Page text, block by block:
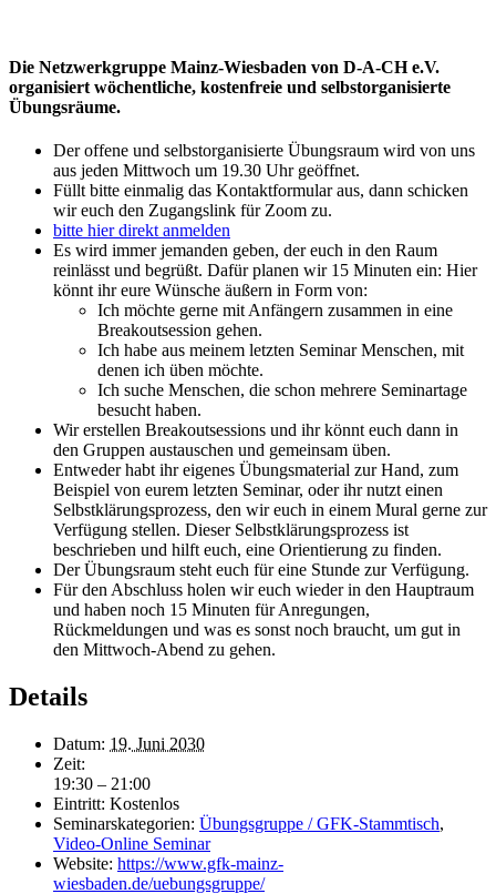
Die Netzwerkgruppe Mainz-Wiesbaden von D-A-CH e.V.
organisiert wöchentliche, kostenfreie und selbstorganisierte
Übungsräume.
Der offene und selbstorganisierte Übungsraum wird von uns
aus jeden Mittwoch um 19.30 Uhr geöffnet.
Füllt bitte einmalig das Kontaktformular aus, dann schicken
wir euch den Zugangslink für Zoom zu.
bitte hier direkt anmelden
Es wird immer jemanden geben, der euch in den Raum
reinlässt und begrüßt. Dafür planen wir 15 Minuten ein: Hier
könnt ihr eure Wünsche äußern in Form von:
Ich möchte gerne mit Anfängern zusammen in eine
Breakoutsession gehen.
Ich habe aus meinem letzten Seminar Menschen, mit
denen ich üben möchte.
Ich suche Menschen, die schon mehrere Seminartage
besucht haben.
Wir erstellen Breakoutsessions und ihr könnt euch dann in
den Gruppen austauschen und gemeinsam üben.
Entweder habt ihr eigenes Übungsmaterial zur Hand, zum
Beispiel von eurem letzten Seminar, oder ihr nutzt einen
Selbstklärungsprozess, den wir euch in einem Mural gerne zur
Verfügung stellen. Dieser Selbstklärungsprozess ist
beschrieben und hilft euch, eine Orientierung zu finden.
Der Übungsraum steht euch für eine Stunde zur Verfügung.
Für den Abschluss holen wir euch wieder in den Hauptraum
und haben noch 15 Minuten für Anregungen,
Rückmeldungen und was es sonst noch braucht, um gut in
den Mittwoch-Abend zu gehen.
Details
Datum: 19. Juni 2030
Zeit:
19:30 – 21:00
Eintritt: Kostenlos
Seminarskategorien: Übungsgruppe / GFK-Stammtisch,
Video-Online Seminar
Website: https://www.gfk-mainz-
wiesbaden.de/uebungsgruppe/